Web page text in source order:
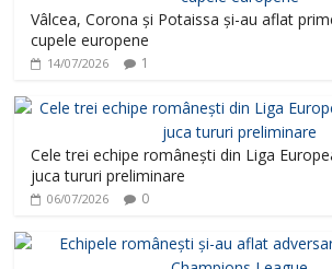
Vâlcea, Corona și Potaissa și-au aflat
cupele europene
14/07/2026 1
Cele trei echipe românești din Liga
juca tururi preliminare
06/07/2026 0